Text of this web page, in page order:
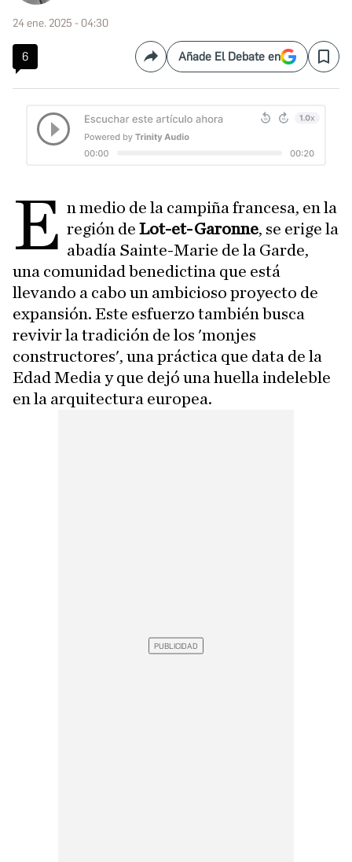
24 ene. 2025 - 04:30
6 CompartirAñade El Debate en Save
E n medio de la campiña francesa, en la
región deLot-et-Garonne, se erige la
abadía Sainte-Marie de la Garde,
una comunidad benedictina que está
llevando a cabo un ambicioso proyecto de
expansión. Este esfuerzo también busca
revivir la tradición de los 'monjes
constructores', una práctica que data de la
Edad Media y que dejó una huella indeleble
en la arquitectura europea.